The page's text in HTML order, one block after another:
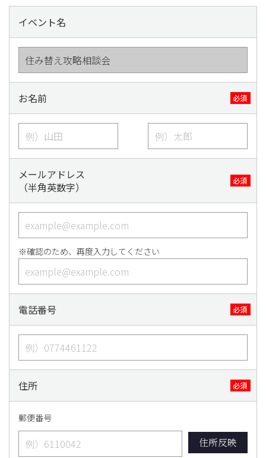
イベント名
お名前 必須
メールアドレス
（半角英数字）
必須
※確認のため、再度入力してください
電話番号 必須
住所 必須
郵便番号
住所反映